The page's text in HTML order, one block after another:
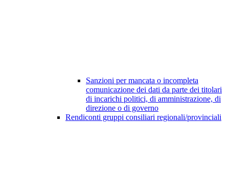
Sanzioni per mancata o incompleta
comunicazione dei dati da parte dei titolari
di incarichi politici, di amministrazione, di
direzione o di governo
Rendiconti gruppi consiliari regionali/provinciali